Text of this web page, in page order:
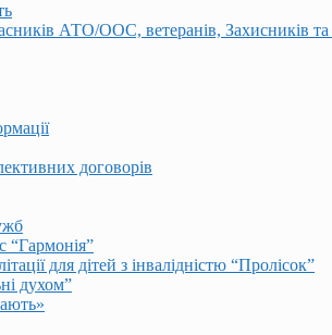
АТО/ООС, ветеранів, Захисників
договорів
“Гармонія”
для дітей з інвалідністю “Пролісок”
духом”